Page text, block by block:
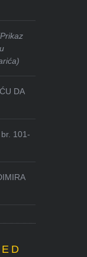
DA
br. 101-